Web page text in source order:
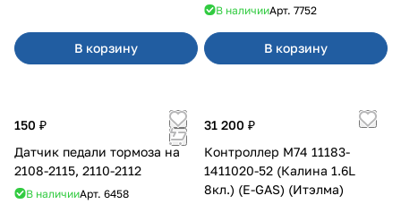
В корзину
2110-2115,2170,1117-1119,2123
В наличииАрт. 7752
В корзину
150 ₽
Датчик педали тормоза на
2108-2115, 2110-2112
В наличииАрт. 6458
31 200 ₽
Контроллер М74 11183-
1411020-52 (Калина 1.6L
8кл.) (E-GAS) (Итэлма)